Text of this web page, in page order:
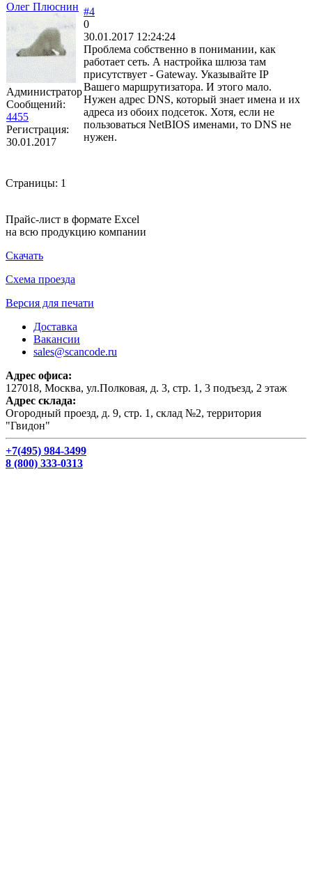
Олег Плюснин
Администратор
Сообщений:
4455
Регистрация:
30.01.2017
#4
0
30.01.2017 12:24:24
Проблема собственно в понимании, как
работает сеть. А настройка шлюза там
присутствует - Gateway. Указывайте IP
Вашего маршрутизатора. И этого мало.
Нужен адрес DNS, который знает имена и их
адреса из обоих подсеток. Хотя, если не
пользоваться NetBIOS именами, то DNS не
нужен.
Страницы: 1
Прайс-лист в формате Excel
на всю продукцию компании
Скачать
Схема проезда
Версия для печати
Доставка
Вакансии
sales@scancode.ru
Адрес офиса:
127018, Москва, ул.Полковая, д. 3, стр. 1, 3 подъезд, 2 этаж
Адрес склада:
Огородный проезд, д. 9, стр. 1, склад №2, территория
"Гвидон"
+7(495) 984-3499
8 (800) 333-0313